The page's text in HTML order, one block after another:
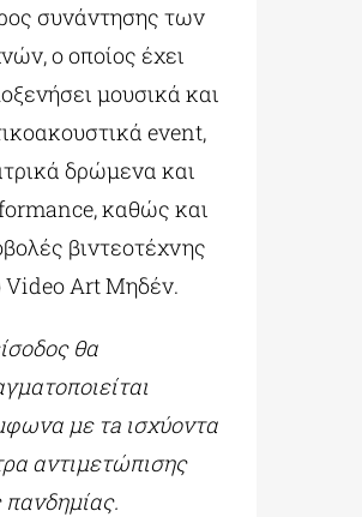
συνάντησης των
ο οποίος έχει
μουσικά και
event,
δρώμενα και
καθώς και
βιντεοτέχνης
Video Art Μηδέν.
θα
με τa ισχύοντα
αντιμετώπισης
πανδημίας.